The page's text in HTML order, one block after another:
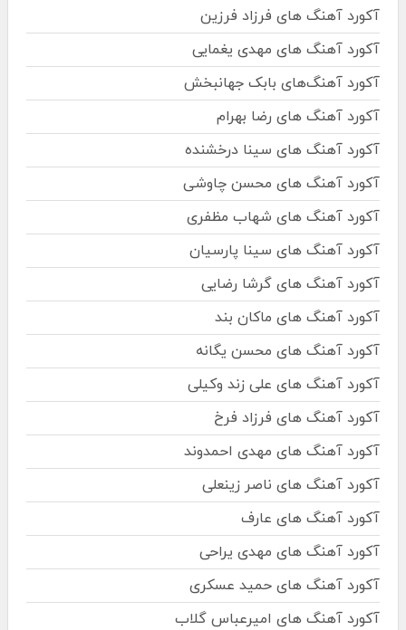
آکورد آهنگ های فرزاد فرزین
آکورد آهنگ های مهدی یغمایی
آکورد آهنگ‌های بابک جهانبخش
آکورد آهنگ های رضا بهرام
آکورد آهنگ های سینا درخشنده
آکورد آهنگ های محسن چاوشی
آکورد آهنگ های شهاب مظفری
آکورد آهنگ های سینا پارسیان
آکورد آهنگ های گرشا رضایی
آکورد آهنگ های ماکان بند
آکورد آهنگ های محسن یگانه
آکورد آهنگ های علی زند وکیلی
آکورد آهنگ های فرزاد فرخ
آکورد آهنگ های مهدی احمدوند
آکورد آهنگ های ناصر زینعلی
آکورد آهنگ های عارف
آکورد آهنگ های مهدی یراحی
آکورد آهنگ های حمید عسکری
آکورد آهنگ های امیرعباس گلاب